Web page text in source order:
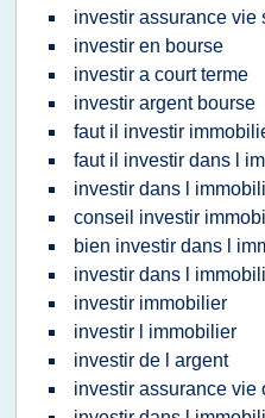
investir assurance vie
investir en bourse
investir a court terme
investir argent bourse
faut il investir
faut il investir dans l
investir dans l
conseil investir
bien investir dans l
investir dans l
investir immobilier
investir l immobilier
investir de l argent
investir assurance vie